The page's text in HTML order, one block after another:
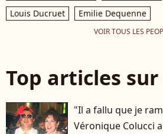
Louis Ducruet
Emilie Dequenne
VOIR TOUS LES
Top articles sur
"Il a fallu que je
Véronique Colucci